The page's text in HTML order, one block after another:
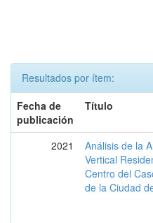
Resultados por ítem:
Fecha de
publicación
Título
2021
Análisis de la
Vertical
Centro del
de la Ciudad